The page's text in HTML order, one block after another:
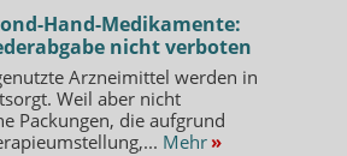
Hand-Medikamente:
nicht verboten
Arzneimittel werden in
Weil aber nicht
Packungen, die aufgrund
Mehr »